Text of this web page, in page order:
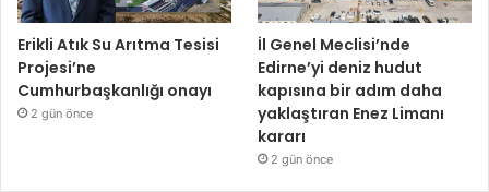
Erikli Atık Su Arıtma Tesisi
Projesi’ne
Cumhurbaşkanlığı onayı
2 gün önce
İl Genel Meclisi’nde
Edirne’yi deniz hudut
kapısına bir adım daha
yaklaştıran Enez Limanı
kararı
2 gün önce